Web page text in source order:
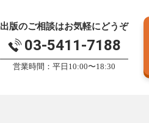
出版のご相談はお気軽にどうぞ
03-5411-7188
営業時間：平日10:00〜18:30